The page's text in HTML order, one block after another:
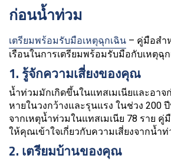
ก่อนน้ำท่วม
เตรียมพร้อมรับมือเหตุฉุกเฉิน – คู่มือสำ
เรือนในการเตรียมพร้อมรับมือกับเหตุฉุก
1. รู้จักความเสี่ยงของคุณ
น้ำท่วมมักเกิดขึ้นในแทสเมเนียและอาจ
หายในวงกว้างและรุนแรง ในช่วง 200
จากเหตุน้ำท่วมในแทสเมเนีย 78 ราย
ให้คุณเข้าใจเกี่ยวกับความเสี่ยงจากน้
2. เตรียมบ้านของคุณ